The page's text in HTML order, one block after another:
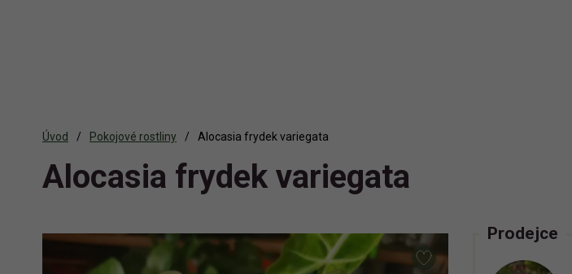
Úvod Pokojové rostliny Alocasia frydek variegata
Alocasia frydek variegata
Prodejce